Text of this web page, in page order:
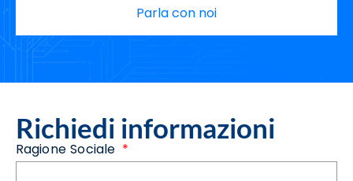
Parla con noi
Richiedi informazioni
Ragione Sociale